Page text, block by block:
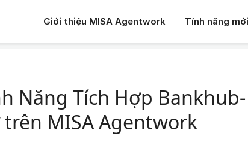
Giới thiệu MISA Agentwork Tính năng mới
Tính Năng Tích Hợp Bankhub-Jetpay Tự Động Gạch Nợ trên
Năng Tích Hợp Bankhub-
MISA Agentwork